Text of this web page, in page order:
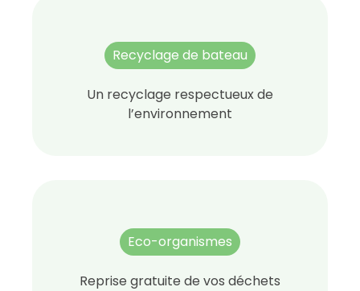
Recyclage de bateau
Un recyclage respectueux de
l’environnement
Eco-organismes
Reprise gratuite de vos déchets